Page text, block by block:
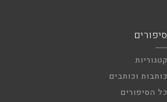
סיפורים
קטגוריות
כותבות וכותבים
כל הסיפורים